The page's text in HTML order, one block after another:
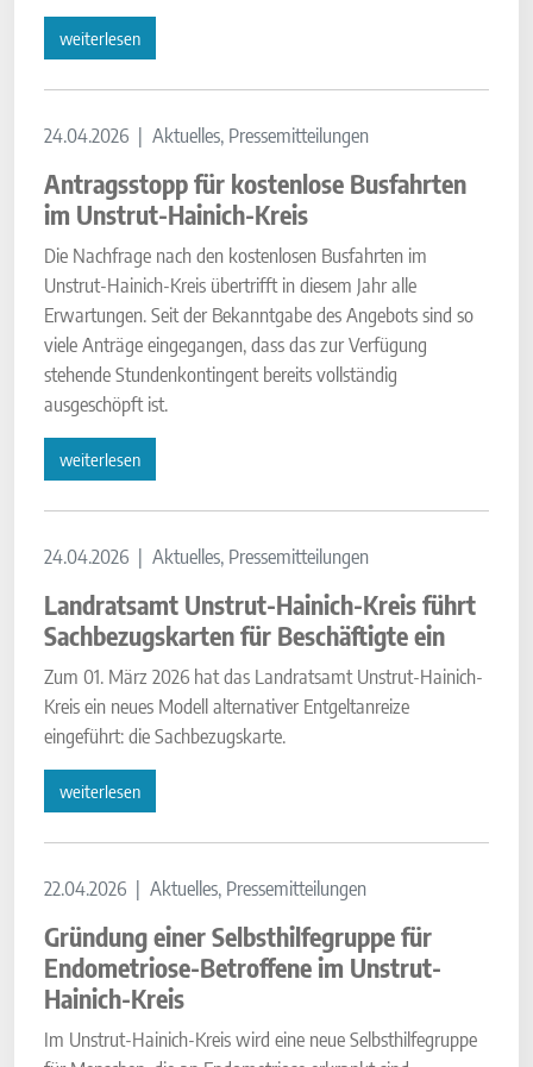
weiterlesen
24.04.2026 Aktuelles, Pressemitteilungen
Antragsstopp für kostenlose Busfahrten
im Unstrut-Hainich-Kreis
Die Nachfrage nach den kostenlosen Busfahrten im
Unstrut-Hainich-Kreis übertrifft in diesem Jahr alle
Erwartungen. Seit der Bekanntgabe des Angebots sind so
viele Anträge eingegangen, dass das zur Verfügung
stehende Stundenkontingent bereits vollständig
ausgeschöpft ist.
weiterlesen
24.04.2026 Aktuelles, Pressemitteilungen
Landratsamt Unstrut-Hainich-Kreis führt
Sachbezugskarten für Beschäftigte ein
Zum 01. März 2026 hat das Landratsamt Unstrut-Hainich-
Kreis ein neues Modell alternativer Entgeltanreize
eingeführt: die Sachbezugskarte.
weiterlesen
22.04.2026 Aktuelles, Pressemitteilungen
Gründung einer Selbsthilfegruppe für
Endometriose-Betroffene im Unstrut-
Hainich-Kreis
Im Unstrut-Hainich-Kreis wird eine neue Selbsthilfegruppe